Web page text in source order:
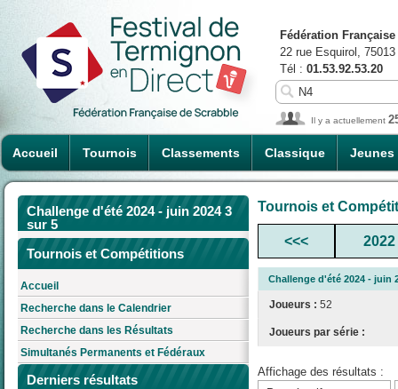
Accueil Tournois Classements Classique Jeunes
Fédération
22 rue Esquirol,
Tél : 01.53.92.53.20
Il y a actuellement
Challenge d'été 2024 - juin 2024 3
sur 5
Tournois et Compétitions
Accueil
Recherche dans le Calendrier
Recherche dans les Résultats
Simultanés Permanents et Fédéraux
Derniers résultats
Tournois et
<<< 2022
Challenge d'été 2024 - juin
Joueurs : 52
Joueurs par série :
Affichage des résultats :